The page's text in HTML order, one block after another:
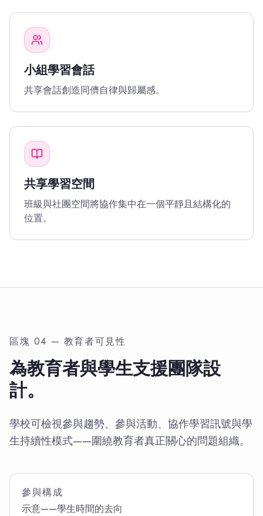
小組學習會話
共享會話創造同儕自律與歸屬感。
共享學習空間
班級與社團空間將協作集中在一個平靜且結構化的
位置。
區塊 04 — 教育者可見性
為教育者與學生支援團隊設
計。
學校可檢視參與趨勢、參與活動、協作學習訊號與學
生持續性模式——圍繞教育者真正關心的問題組織。
參與構成
示意——學生時間的去向